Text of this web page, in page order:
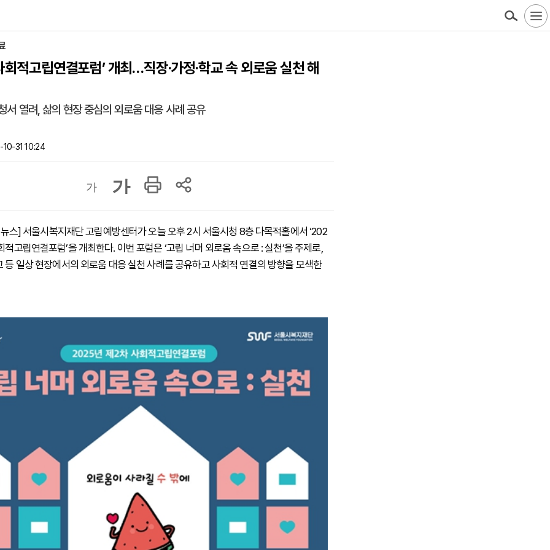
회적고립연결포럼’ 개최…직장·가정·학교 속 외로움 실천 해
서 열려, 삶의 현장 중심의 외로움 대응 사례 공유
10-31 10:24
가 가
스] 서울시복지재단 고립예방센터가 오늘 오후 2시 서울시청 8층 다목적홀에서 ‘202
고립연결포럼’을 개최한다. 이번 포럼은 ‘고립 너머 외로움 속으로 : 실천’을 주제로,
등 일상 현장에서의 외로움 대응 실천 사례를 공유하고 사회적 연결의 방향을 모색한